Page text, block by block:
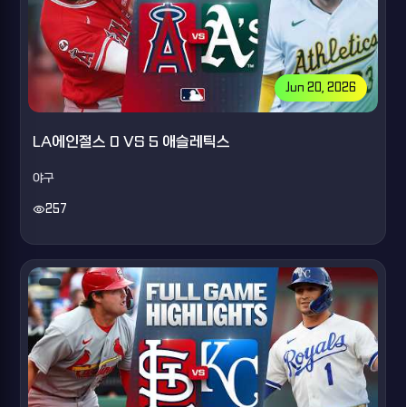
Jun 20, 2026
LA에인절스 0 VS 5 애슬레틱스
야구
visibility257